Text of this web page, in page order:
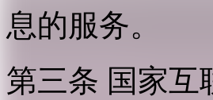
息的服务。
第三条 国家互